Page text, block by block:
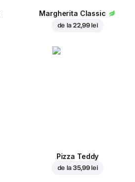
Margherita Classic
de la 22,99 lei
Pizza Teddy
de la 35,99 lei